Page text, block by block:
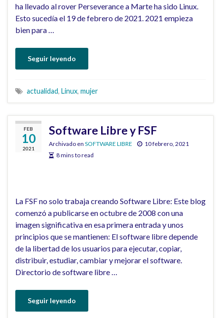
ha llevado al rover Perseverance a Marte ha sido Linux.
Esto sucedía el 19 de febrero de 2021. 2021 empieza
bien para …
Seguir leyendo
actualidad, Linux, mujer
FEB
10
2021
Software Libre y FSF
Archivado en SOFTWARE LIBRE
10 febrero, 2021
8 mins to read
La FSF no solo trabaja creando Software Libre: Este blog
comenzó a publicarse en octubre de 2008 con una
imagen significativa en esa primera entrada y unos
principios que se mantienen: El software libre depende
de la libertad de los usuarios para ejecutar, copiar,
distribuir, estudiar, cambiar y mejorar el software.
Directorio de software libre …
Seguir leyendo